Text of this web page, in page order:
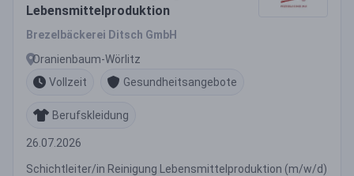
Lebensmittelproduktion
Brezelbäckerei Ditsch GmbH
Oranienbaum-Wörlitz
Vollzeit
Gesundheitsangebote
Berufskleidung
26.07.2026
Schichtleiter/in Reinigung Lebensmittelproduktion (m/w/d)